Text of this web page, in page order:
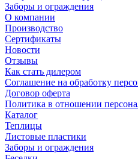
Заборы и ограждения
О компании
Производство
Сертификаты
Новости
Отзывы
Как стать дилером
Соглашение на обработку
Договор оферта
Политика в отношении
Каталог
Теплицы
Листовые пластики
Заборы и ограждения